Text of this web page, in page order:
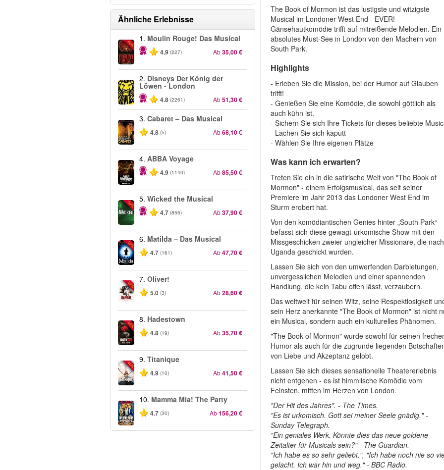
Ähnliche Erlebnisse
-50%
1. Moulin Rouge! Das Musical
4.9 (227) Ab35,00 €
2. Disneys Der König der
Löwen - London
4.8 (2261) Ab51,30 €
3. Cabaret – Das Musical
4.8 (5) Ab68,10 €
4. ABBA Voyage
4.9 (1140) Ab85,50 €
-50%
5. Wicked the Musical
4.7 (855) Ab37,90 €
-50%
6. Matilda – Das Musical
4.7 (161) Ab47,70 €
-50%
7. Oliver!
5.0 (3) Ab28,60 €
-50%
8. Hadestown
4.8 (19) Ab35,70 €
-40%
9. Titanique
4.9 (10) Ab41,50 €
10. Mamma Mia! The Party
4.7 (30) Ab156,20 €
The Book of Mormon ist das lustigste und witzigste
Musical im Londoner West End - EVER!
Gänsehautkomödie trifft auf mitreißende Melodien. Ein
absolutes Must-See in London von den Machern von
South Park.
Highlights
- Erleben Sie die Mission, bei der Humor auf Glauben
trifft!
- Genießen Sie eine Komödie, die sowohl göttlich als
auch kühn ist.
- Sichern Sie sich Ihre Tickets für dieses beliebte
- Lachen Sie sich kaputt
- Wählen Sie Ihre eigenen Plätze
Was kann ich erwarten?
Treten Sie ein in die satirische Welt von "The Book of
Mormon" - einem Erfolgsmusical, das seit seiner
Premiere im Jahr 2013 das Londoner West End im
Sturm erobert hat.
Von den komödiantischen Genies hinter „South Park“
befasst sich diese gewagt-urkomische Show mit den
Missgeschicken zweier ungleicher Missionare, die nach
Uganda geschickt wurden.
Lassen Sie sich von den umwerfenden Darbietungen,
unvergesslichen Melodien und einer spannenden
Handlung, die kein Tabu offen lässt, verzaubern.
Das weltweit für seinen Witz, seine Respektlosigkeit
sein Herz anerkannte "The Book of Mormon" ist nicht
ein Musical, sondern auch ein kulturelles Phänomen.
"The Book of Mormon" wurde sowohl für seinen
Humor als auch für die zugrunde liegenden
von Liebe und Akzeptanz gelobt.
Lassen Sie sich dieses sensationelle Theatererlebnis
nicht entgehen - es ist himmlische Komödie vom
Feinsten, mitten im Herzen von London.
"Der Hit des Jahres". - The Times.
"Es ist urkomisch. Gott sei meiner Seele gnädig." -
Sunday Telegraph.
"Ein geniales Werk. Könnte dies das neue goldene
Zeitalter für Musicals sein?" - The Guardian.
"Ich habe es so sehr geliebt.", "Ich habe noch nie so
gelacht. Ich war hin und weg." - BBC Radio.